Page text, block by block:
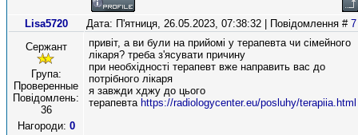
Lisa5720 Дата: П'ятниця, 26.05.2023, 07:38:32 | Повідомлення # 7
Сержант
Група:
Проверенные
Повідомлень:
36
Нагороди: 0
привіт, а ви були на прийомі у терапевта чи сімейного
лікаря? треба з'ясувати причину
при необхідності терапевт вже направить вас до
потрібного лікаря
я завжди хджу до цього
терапевта https://radiologycenter.eu/posluhy/terapiia.html